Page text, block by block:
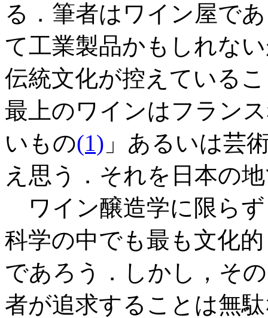
る．筆者はワイン屋で
て工業製品かもしれな
伝統文化が控えている
最上のワインはフラン
いもの(1) 」あるいは芸
え思う．それを日本の
ワイン醸造学に限ら
科学の中でも最も文化
であろう．しかし，そ
者が追求することは無